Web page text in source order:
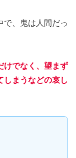
で、鬼は人間だっ
けでなく、望まず
しまうなどの哀し